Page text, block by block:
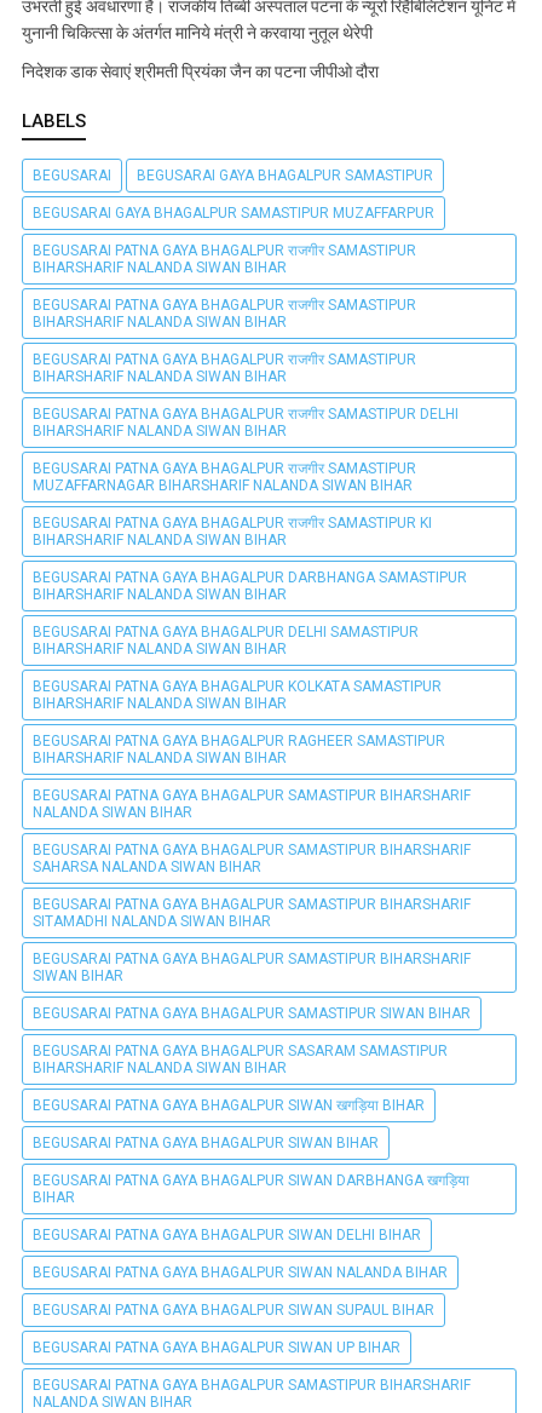
उभरती हुई अवधारणा है। राजकीय तिब्बी अस्पताल पटना के न्यूरो रिहैबिलिटेशन यूनिट में
युनानी चिकित्सा के अंतर्गत मानिये मंत्री ने करवाया नुतूल थेरेपी
निदेशक डाक सेवाएं श्रीमती प्रियंका जैन का पटना जीपीओ दौरा
LABELS
BEGUSARAI BEGUSARAI GAYA BHAGALPUR SAMASTIPUR
BEGUSARAI GAYA BHAGALPUR SAMASTIPUR MUZAFFARPUR
BEGUSARAI PATNA GAYA BHAGALPUR राजगीर SAMASTIPUR
BIHARSHARIF NALANDA SIWAN BIHAR
BEGUSARAI PATNA GAYA BHAGALPUR राजगीर SAMASTIPUR
BIHARSHARIF NALANDA SIWAN BIHAR
BEGUSARAI PATNA GAYA BHAGALPUR राजगीर SAMASTIPUR
BIHARSHARIF NALANDA SIWAN BIHAR
BEGUSARAI PATNA GAYA BHAGALPUR राजगीर SAMASTIPUR DELHI
BIHARSHARIF NALANDA SIWAN BIHAR
BEGUSARAI PATNA GAYA BHAGALPUR राजगीर SAMASTIPUR
MUZAFFARNAGAR BIHARSHARIF NALANDA SIWAN BIHAR
BEGUSARAI PATNA GAYA BHAGALPUR राजगीर SAMASTIPUR KI
BIHARSHARIF NALANDA SIWAN BIHAR
BEGUSARAI PATNA GAYA BHAGALPUR DARBHANGA SAMASTIPUR
BIHARSHARIF NALANDA SIWAN BIHAR
BEGUSARAI PATNA GAYA BHAGALPUR DELHI SAMASTIPUR
BIHARSHARIF NALANDA SIWAN BIHAR
BEGUSARAI PATNA GAYA BHAGALPUR KOLKATA SAMASTIPUR
BIHARSHARIF NALANDA SIWAN BIHAR
BEGUSARAI PATNA GAYA BHAGALPUR RAGHEER SAMASTIPUR
BIHARSHARIF NALANDA SIWAN BIHAR
BEGUSARAI PATNA GAYA BHAGALPUR SAMASTIPUR BIHARSHARIF
NALANDA SIWAN BIHAR
BEGUSARAI PATNA GAYA BHAGALPUR SAMASTIPUR BIHARSHARIF
SAHARSA NALANDA SIWAN BIHAR
BEGUSARAI PATNA GAYA BHAGALPUR SAMASTIPUR BIHARSHARIF
SITAMADHI NALANDA SIWAN BIHAR
BEGUSARAI PATNA GAYA BHAGALPUR SAMASTIPUR BIHARSHARIF
SIWAN BIHAR
BEGUSARAI PATNA GAYA BHAGALPUR SAMASTIPUR SIWAN BIHAR
BEGUSARAI PATNA GAYA BHAGALPUR SASARAM SAMASTIPUR
BIHARSHARIF NALANDA SIWAN BIHAR
BEGUSARAI PATNA GAYA BHAGALPUR SIWAN खगड़िया BIHAR
BEGUSARAI PATNA GAYA BHAGALPUR SIWAN BIHAR
BEGUSARAI PATNA GAYA BHAGALPUR SIWAN DARBHANGA खगड़िया
BIHAR
BEGUSARAI PATNA GAYA BHAGALPUR SIWAN DELHI BIHAR
BEGUSARAI PATNA GAYA BHAGALPUR SIWAN NALANDA BIHAR
BEGUSARAI PATNA GAYA BHAGALPUR SIWAN SUPAUL BIHAR
BEGUSARAI PATNA GAYA BHAGALPUR SIWAN UP BIHAR
BEGUSARAI PATNA GAYA BHAGALPUR SAMASTIPUR BIHARSHARIF
NALANDA SIWAN BIHAR